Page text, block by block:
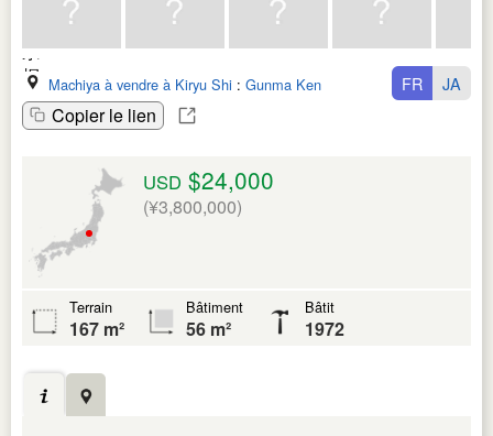
Machiya à vendre à Kiryu Shi : Gunma Ken
Copier le lien
FR JA
USD $24,000
(¥3,800,000)
Terrain
167 m²
Bâtiment
56 m²
Bâtit
1972